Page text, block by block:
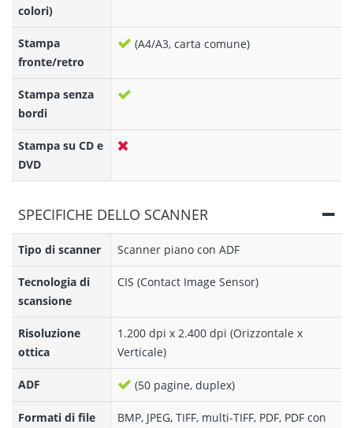
colori)
Stampa
fronte/retro
(A4/A3, carta comune)
Stampa senza
bordi
Stampa su CD e
DVD
SPECIFICHE DELLO SCANNER
Tipo di scanner Scanner piano con ADF
Tecnologia di
scansione
CIS (Contact Image Sensor)
Risoluzione
ottica
1.200 dpi x 2.400 dpi (Orizzontale x
Verticale)
ADF (50 pagine, duplex)
Formati di file
BMP, JPEG, TIFF, multi-TIFF, PDF, PDF con